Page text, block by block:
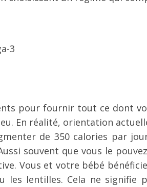
3
pour fournir tout ce dont
En réalité, orientation
de 350 calories par
souvent que vous le
Vous et votre bébé
les lentilles. Cela ne